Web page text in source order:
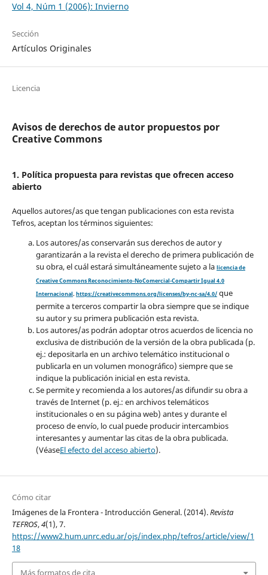
Vol 4, Núm 1 (2006): Invierno
Sección
Artículos Originales
Licencia
Avisos de derechos de autor propuestos por
Creative Commons
1. Política propuesta para revistas que ofrecen acceso
abierto
Aquellos autores/as que tengan publicaciones con esta revista
Tefros, aceptan los términos siguientes:
Los autores/as conservarán sus derechos de autor y
garantizarán a la revista el derecho de primera publicación de
su obra, el cuál estará simultáneamente sujeto a la licencia de
Creative Commons Reconocimiento-NoComercial-Compartir Igual 4.0
Internacional. https://creativecommons.org/licenses/by-nc-sa/4.0/que
permite a terceros compartir la obra siempre que se indique
su autor y su primera publicación esta revista.
Los autores/as podrán adoptar otros acuerdos de licencia no
exclusiva de distribución de la versión de la obra publicada (p.
ej.: depositarla en un archivo telemático institucional o
publicarla en un volumen monográfico) siempre que se
indique la publicación inicial en esta revista.
Se permite y recomienda a los autores/as difundir su obra a
través de Internet (p. ej.: en archivos telemáticos
institucionales o en su página web) antes y durante el
proceso de envío, lo cual puede producir intercambios
interesantes y aumentar las citas de la obra publicada.
(VéaseEl efecto del acceso abierto).
Cómo citar
Imágenes de la Frontera - Introducción General. (2014).Revista
TEFROS,4(1), 7.
https://www2.hum.unrc.edu.ar/ojs/index.php/tefros/article/view/1
18
Más formatos de cita